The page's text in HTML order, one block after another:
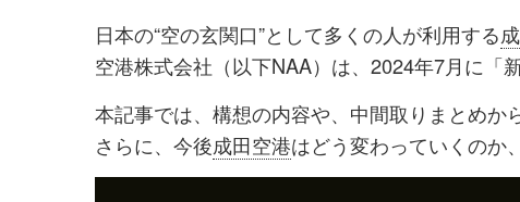
シ
ェ
ア
す
る
シ
ェ
ア
す
る
日本の“空の玄関口”として多くの人が利用する
空港株式会社（以下NAA）は、2024年7月に「
本記事では、構想の内容や、中間取りまとめか
さらに、今後成田空港はどう変わっていくのか、